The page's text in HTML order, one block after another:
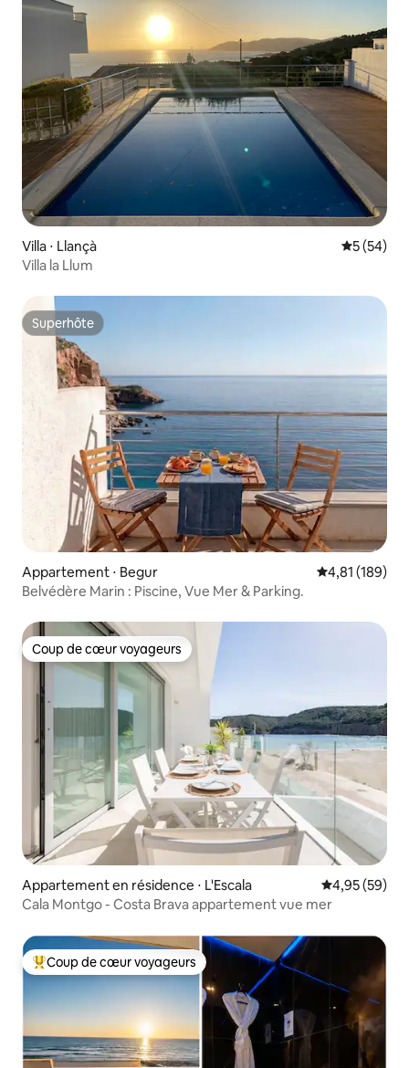
Villa ⋅ Llançà
5 (54)
Villa la Llum
Superhôte
Superhôte
Appartement ⋅ Begur Évaluation
4,81 (189)
Belvédère Marin : Piscine, Vue Mer & Parking.
Coup de cœur voyageurs
Coup de cœur voyageurs
Appartement en résidence ⋅ L'Escala Évaluation
4,95 (59)
Cala Montgo - Costa Brava appartement vue mer
Coups de cœur voyageurs les plus appréciés
Coup de cœur voyageurs